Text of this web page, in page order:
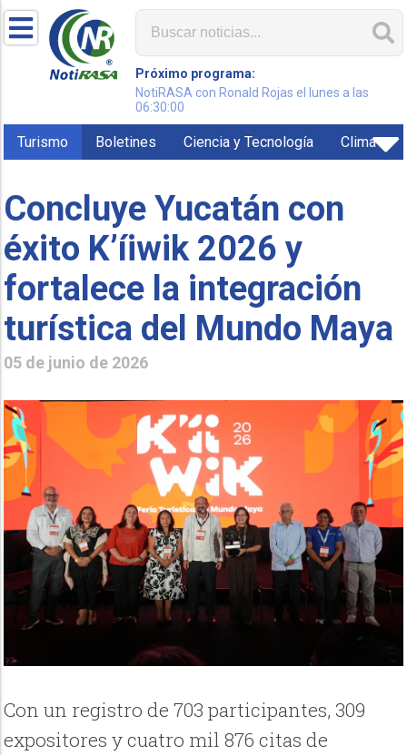
Próximo programa:
NotiRASA con Ronald Rojas el lunes a las
06:30:00
Turismo Boletines Ciencia y Tecnología Clima
Concluye Yucatán con
éxito K’íiwik 2026 y
fortalece la integración
turística del Mundo Maya
05 de junio de 2026
Con un registro de 703 participantes, 309
expositores y cuatro mil 876 citas de